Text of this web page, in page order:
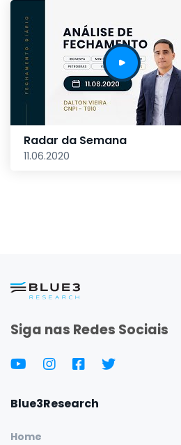
Radar da Semana
11.06.2020
Siga nas Redes Sociais
Blue3Research
Home